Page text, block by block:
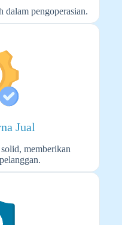
dalam pengoperasian.
Jual
memberikan